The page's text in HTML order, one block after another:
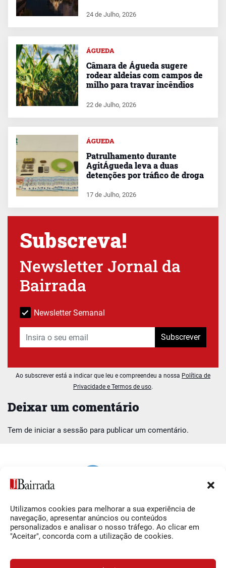
Utilizamos cookies para melhorar a sua experiência de
navegação, apresentar anúncios ou conteúdos
personalizados e analisar o nosso tráfego. Ao clicar em
"Aceitar", concorda com a utilização de cookies.
Deixar um comentário
Tem de iniciar a sessão para publicar um comentário.
24 de Julho, 2026
ÁGUEDA
Câmara de Águeda sugere
rodear aldeias com campos de
milho para travar incêndios
22 de Julho, 2026
ÁGUEDA
Patrulhamento durante
AgitÁgueda leva a duas
detenções por tráfico de droga
17 de Julho, 2026
Subscreva!
Newsletter Jornal da
Bairrada
Newsletter Semanal
Subscrever
Ao subscrever está a indicar que leu e compreendeu a nossa Política de
Privacidade e Termos de uso.
Siga-nos
Facebook
O Jornal da Bairrada
Contactos